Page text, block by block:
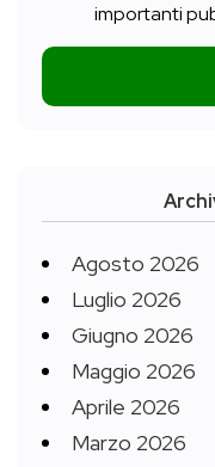
importanti
Agosto 2026
Luglio 2026
Giugno 2026
Maggio 2026
Aprile 2026
Marzo 2026